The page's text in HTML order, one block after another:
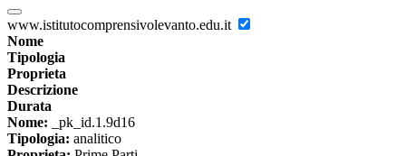
www.istitutocomprensivolevanto.edu.it
Nome
Tipologia
Proprieta
Descrizione
Durata
Nome: _pk_id.1.9d16
Tipologia: analitico